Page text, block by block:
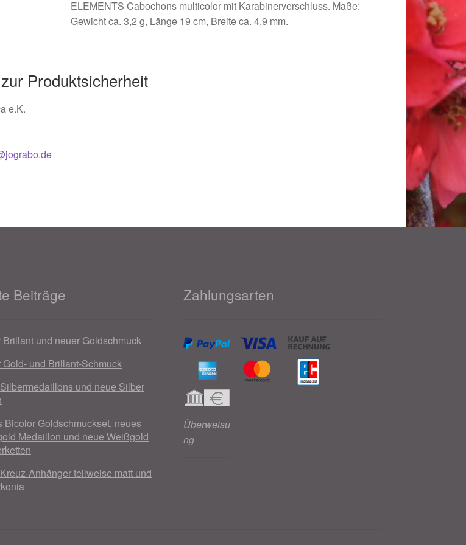
ELEMENTS Cabochons multicolor mit Karabinerverschluss. Maße:
Gewicht ca. 3,2 g, Länge 19 cm, Breite ca. 4,9 mm.
Produktsicherheit
e.K.
Beiträge
Brillant und neuer Goldschmuck
Gold- und Brillant-Schmuck
und neue Silber
Bicolor Goldschmuckset, neues
Medaillon und neue Weißgold
Anhänger teilweise matt und
Zahlungsarten
Überweisu
ng